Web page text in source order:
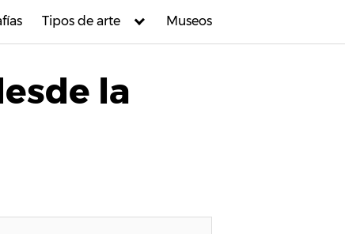
Tipos de arte Museos
la